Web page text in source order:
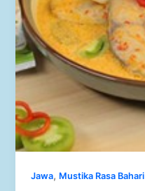
Jawa, Mustika Rasa Bahari